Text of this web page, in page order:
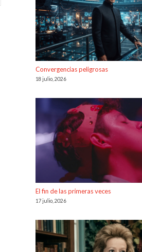
Convergencias peligrosas
18 julio, 2026
El fin de las primeras veces
17 julio, 2026